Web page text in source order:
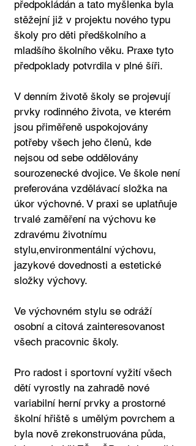
předpokládán a tato myšlenka byla
stěžejní již v projektu nového typu
školy pro děti předškolního a
mladšího školního věku. Praxe tyto
předpoklady potvrdila v plné šíři.
V denním životě školy se projevují
prvky rodinného života, ve kterém
jsou přiměřeně uspokojovány
potřeby všech jeho členů, kde
nejsou od sebe oddělovány
sourozenecké dvojice. Ve škole není
preferována vzdělávací složka na
úkor výchovné. V praxi se uplatňuje
trvalé zaměření na výchovu ke
zdravému životnímu
stylu,environmentální výchovu,
jazykové dovednosti a estetické
složky výchovy.
Ve výchovném stylu se odráží
osobní a citová zainteresovanost
všech pracovnic školy.
Pro radost i sportovní vyžití všech
dětí vyrostly na zahradě nové
variabilní herní prvky a prostorné
školní hřiště s umělým povrchem a
byla nově zrekonstruována půda,